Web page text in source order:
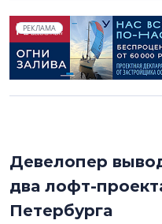
РЕКЛАМА
Девелопер
два лофт-
Петербурга